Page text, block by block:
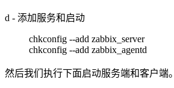
d - 添加服务和启动
chkconfig --add zabbix_server
chkconfig --add zabbix_agentd
然后我们执行下面启动服务端和客户端。